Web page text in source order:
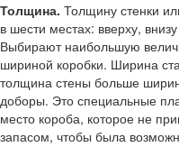
Толщина. Толщину стенки
в шести местах: вверху,
Выбирают наибольшую
шириной коробки. Ширина
толщина стены больше
доборы. Это специальные
место короба, которое не
запасом, чтобы была